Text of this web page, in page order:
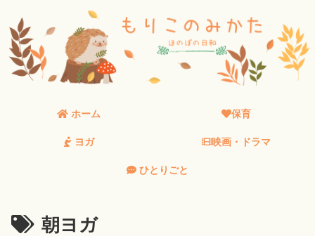
ホーム 保育
ヨガ 映画・ドラマ
ひとりごと
朝ヨガ